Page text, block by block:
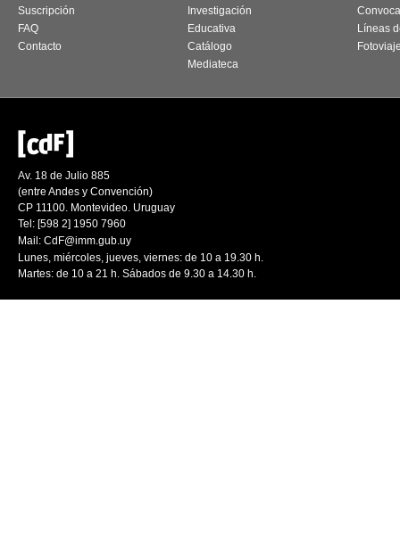
Suscripción
FAQ
Contacto
Investigación
Educativa
Catálogo
Mediateca
Líneas
Av. 18 de Julio 885
(entre Andes y Convención)
CP 11100. Montevideo. Uruguay
Tel: [598 2] 1950 7960
Mail: CdF@imm.gub.uy
Lunes, miércoles, jueves, viernes: de 10 a 19.30 h.
Martes: de 10 a 21 h. Sábados de 9.30 a 14.30 h.